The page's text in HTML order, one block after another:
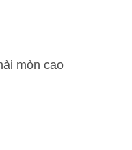
mòn cao